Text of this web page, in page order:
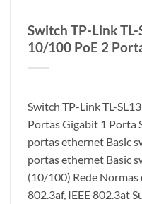
Switch TP-Link
10/100 PoE 2
Switch TP-Link TL-
Portas Gigabit 1 Porta
portas ethernet Basic
portas ethernet Basic
(10/100) Rede Normas
802.3af, IEEE 802.3at